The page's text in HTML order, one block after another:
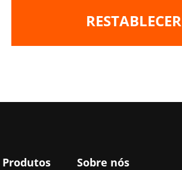
RESTABLECER
Produtos
Sobre nós